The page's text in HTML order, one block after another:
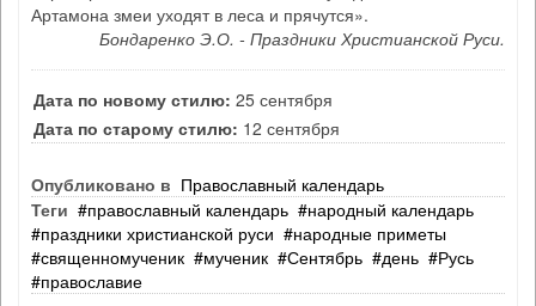
Артамона змеи уходят в леса и прячутся».
Бондаренко Э.О. - Праздники Христианской Руси.
Дата по новому стилю: 25 сентября
Дата по старому стилю: 12 сентября
Опубликовано в Православный календарь
Теги
православный календарь
народный календарь
праздники христианской руси
народные приметы
священномученик
мученик Сентябрь день
Русь
православие